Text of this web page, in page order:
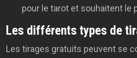
pour le tarot et souhaitent le
Les différents types de
Les tirages gratuits peuvent se